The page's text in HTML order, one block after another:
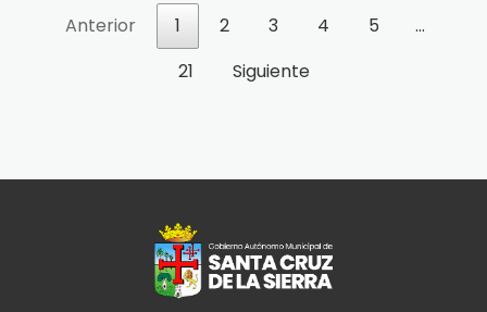
Anterior
1 2 3 4 5
…
21
Siguiente